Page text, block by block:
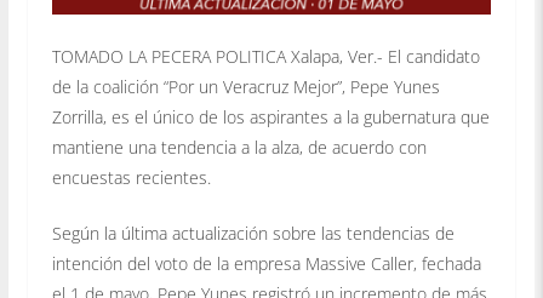
TOMADO LA PECERA POLITICA Xalapa, Ver.- El candidato
de la coalición “Por un Veracruz Mejor”, Pepe Yunes
Zorrilla, es el único de los aspirantes a la gubernatura que
mantiene una tendencia a la alza, de acuerdo con
encuestas recientes.
Según la última actualización sobre las tendencias de
intención del voto de la empresa Massive Caller, fechada